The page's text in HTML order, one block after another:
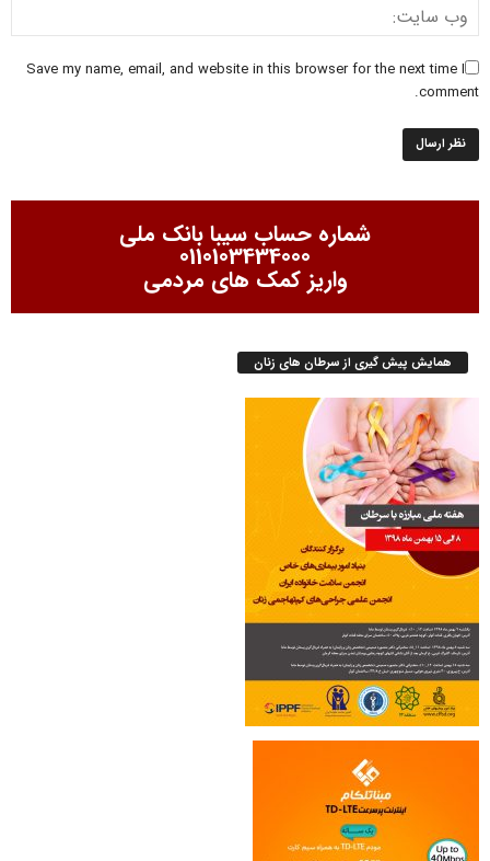
Save my name, email, and website in this browser for the next time I
comment.
شماره حساب سیبا بانک ملی
0110103434000
واریز کمک های مردمی
همایش پیش گیری از سرطان های زنان